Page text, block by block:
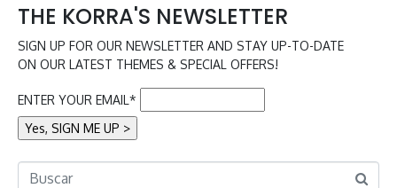
THE KORRA'S NEWSLETTER
SIGN UP FOR OUR NEWSLETTER AND STAY UP-TO-DATE
ON OUR LATEST THEMES & SPECIAL OFFERS!
ENTER YOUR EMAIL*